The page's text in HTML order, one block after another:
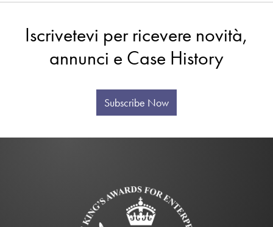
Iscrivetevi per ricevere novità,
annunci e Case History
Subscribe Now